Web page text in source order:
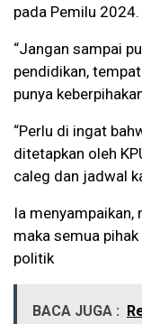
pada Pemilu 2024.
“Jangan sampai
pendidikan,
punya
“Perlu di ingat
ditetapkan oleh
caleg dan jadwal
Ia
maka semua
politik
BACA JUGA :